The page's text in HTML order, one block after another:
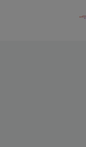
商用以及分享他